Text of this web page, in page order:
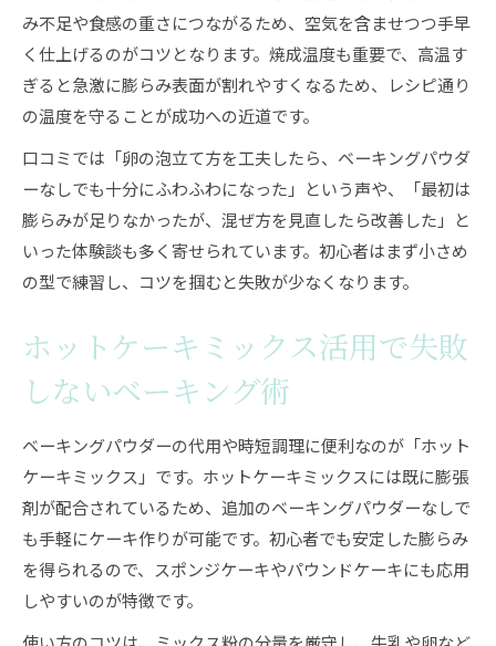
み不足や食感の重さにつながるため、空気を含ませつつ手早
く仕上げるのがコツとなります。焼成温度も重要で、高温す
ぎると急激に膨らみ表面が割れやすくなるため、レシピ通り
の温度を守ることが成功への近道です。
口コミでは「卵の泡立て方を工夫したら、ベーキングパウダ
ーなしでも十分にふわふわになった」という声や、「最初は
膨らみが足りなかったが、混ぜ方を見直したら改善した」と
いった体験談も多く寄せられています。初心者はまず小さめ
の型で練習し、コツを掴むと失敗が少なくなります。
ホットケーキミックス活用で失敗
しないベーキング術
ベーキングパウダーの代用や時短調理に便利なのが「ホット
ケーキミックス」です。ホットケーキミックスには既に膨張
剤が配合されているため、追加のベーキングパウダーなしで
も手軽にケーキ作りが可能です。初心者でも安定した膨らみ
を得られるので、スポンジケーキやパウンドケーキにも応用
しやすいのが特徴です。